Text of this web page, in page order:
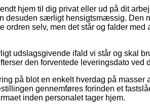
hjem til dig privat eller ud på dit
desuden særligt hensigtsmæssig. Den
ordren selv, men det står og falder med
udslagsgivende ifald vi står og skal
den forventede leveringsdato ved
på blot en enkelt hverdag på masser
gennemføres forinden et
inden personalet tager hjem.